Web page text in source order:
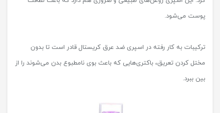
پوست می‌شود.
ترکیبات به کار رفته در اسپری ضد عرق کریستال قادر است تا بدون
مختل کردن تعریق، باکتری‌هایی که باعث بوی نامطبوع بدن می‌شوند را از
بین ببرد.